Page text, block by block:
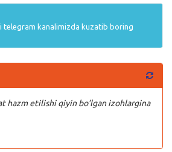
telegram kanalimizda kuzatib boring
hazm etilishi qiyin bo’lgan izohlargina